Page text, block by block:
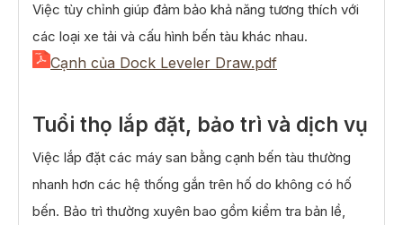
Việc tùy chỉnh giúp đảm bảo khả năng tương thích với
các loại xe tải và cấu hình bến tàu khác nhau.
Cạnh của Dock Leveler Draw.pdf
Tuổi thọ lắp đặt, bảo trì và dịch vụ
Việc lắp đặt các máy san bằng cạnh bến tàu thường
nhanh hơn các hệ thống gắn trên hố do không có hố
bến. Bảo trì thường xuyên bao gồm kiểm tra bản lề,